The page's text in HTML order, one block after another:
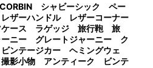
シャビーシック ペー
ザーハンドル レザーコーナー
ケース ラゲッジ 旅行鞄 旅
ーニー グレートジャーニー ク
ンテージカー ヘミングウェ
影小物 アンティーク ビンテ